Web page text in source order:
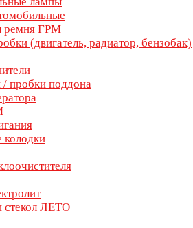
ремня ГРМ
(двигатель, радиатор, бензобак)
/ пробки поддона
колодки
стекол ЛЕТО